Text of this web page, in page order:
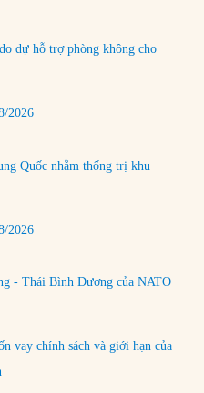
dự hỗ trợ phòng không cho
2026
Quốc nhằm thống trị khu
2026
- Thái Bình Dương của NATO
vay chính sách và giới hạn của